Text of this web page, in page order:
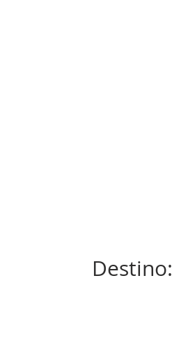
Destino: